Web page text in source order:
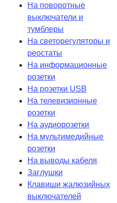
На поворотные
выключатели и
тумблеры
На светорегуляторы и
реостаты
На информационные
розетки
На розетки USB
На телевизионные
розетки
На аудиорозетки
На мультимедийные
розетки
На выводы кабеля
Заглушки
Клавиши жалюзийных
выключателей